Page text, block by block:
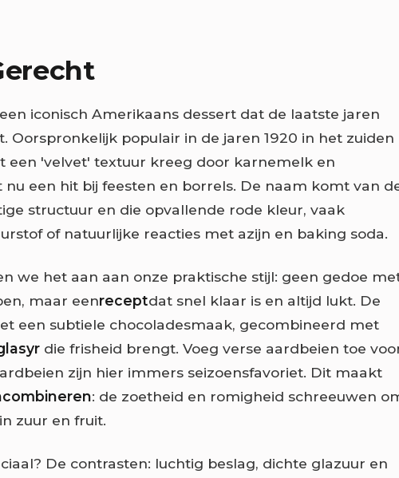
iconisch Amerikaans dessert dat de laatste jaren
Oorspronkelijk populair in de jaren 1920 in het zuiden
een 'velvet' textuur kreeg door karnemelk en
nu een hit bij feesten en borrels. De naam komt van
structuur en die opvallende rode kleur, vaak
of natuurlijke reacties met azijn en baking soda.
we het aan aan onze praktische stijl: geen gedoe
maar eenreceptdat snel klaar is en altijd lukt. De
een subtiele chocoladesmaak, gecombineerd met
die frisheid brengt. Voeg verse aardbeien toe
zijn hier immers seizoensfavoriet. Dit maakt
: de zoetheid en romigheid schreeuwen
zuur en fruit.
De contrasten: luchtig beslag, dichte glazuur en